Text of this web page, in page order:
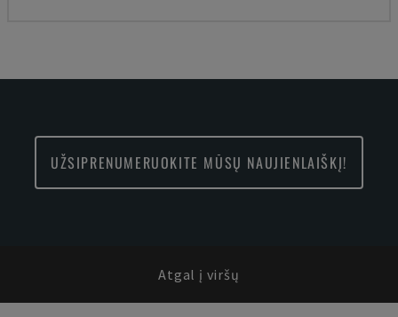
UŽSIPRENUMERUOKITE MŪSŲ NAUJIENLAIŠKĮ!
Atgal į viršų